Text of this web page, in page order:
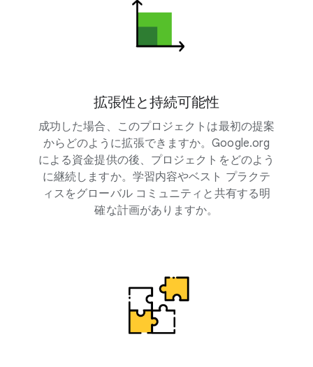
拡張性と持続可能性
成功した場合、このプロジェクトは最初の提案
からどのように拡張できますか。Google.org
による資金提供の後、プロジェクトをどのよう
に継続しますか。学習内容やベスト プラクテ
ィスをグローバル コミュニティと共有する明
確な計画がありますか。